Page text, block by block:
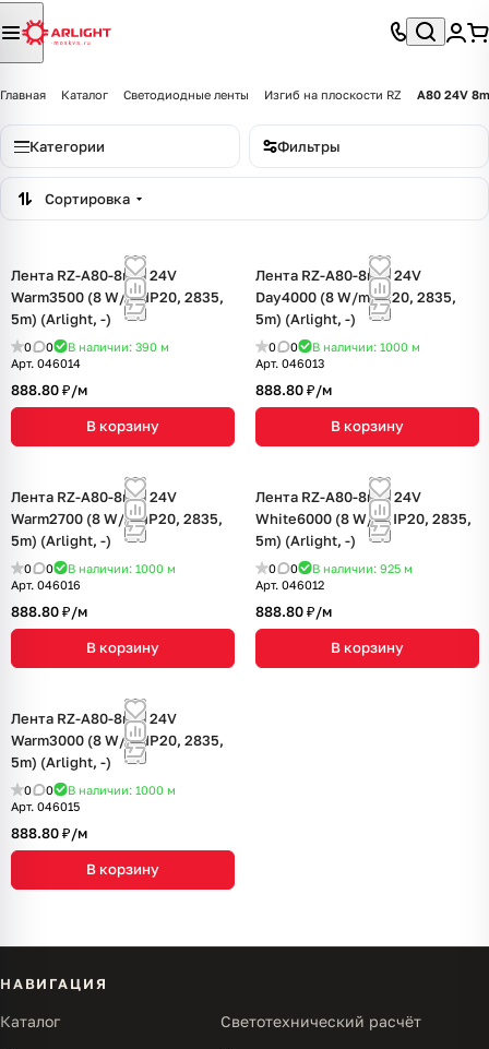
Главная Каталог Светодиодные ленты Изгиб на плоскости RZ А80 24V
Категории Фильтры
Сортировка
Лента RZ-A80-8mm 24V
Warm3500 (8 W/m, IP20, 2835,
5m) (Arlight, -)
0 0 В наличии: 390 м
Арт. 046014
888.80 ₽/м
В корзину
Лента RZ-A80-8mm 24V
Day4000 (8 W/m, IP20, 2835,
5m) (Arlight, -)
0 0 В наличии: 1000 м
Арт. 046013
888.80 ₽/м
В корзину
Лента RZ-A80-8mm 24V
Warm2700 (8 W/m, IP20, 2835,
5m) (Arlight, -)
0 0 В наличии: 1000 м
Арт. 046016
888.80 ₽/м
В корзину
Лента RZ-A80-8mm 24V
White6000 (8 W/m, IP20, 2835,
5m) (Arlight, -)
0 0 В наличии: 925 м
Арт. 046012
888.80 ₽/м
В корзину
Лента RZ-A80-8mm 24V
Warm3000 (8 W/m, IP20, 2835,
5m) (Arlight, -)
0 0 В наличии: 1000 м
Арт. 046015
888.80 ₽/м
В корзину
НАВИГАЦИЯ
Каталог Светотехнический расчёт